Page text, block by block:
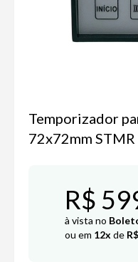
Temporizador
72x72mm
R$
à vista no
ou em 12x de